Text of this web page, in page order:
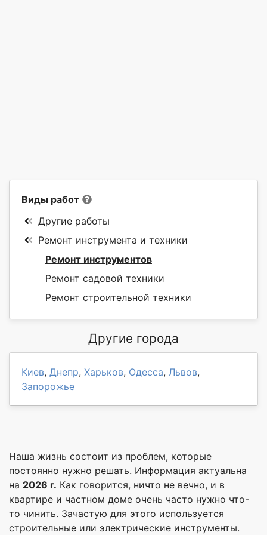
Виды работ
Другие работы
Ремонт инструмента и техники
Ремонт инструментов
Ремонт садовой техники
Ремонт строительной техники
Другие города
Киев, Днепр, Харьков, Одесса, Львов,
Запорожье
Наша жизнь состоит из проблем, которые
постоянно нужно решать. Информация актуальна
на 2026 г. Как говорится, ничто не вечно, и в
квартире и частном доме очень часто нужно что-
то чинить. Зачастую для этого используется
строительные или электрические инструменты.